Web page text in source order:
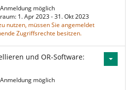
möglich
1. Apr 2023 - 31. Okt 2023
nutzen, müssen Sie angemeldet
Zugriffsrechte besitzen.
und OR-Software:
möglich